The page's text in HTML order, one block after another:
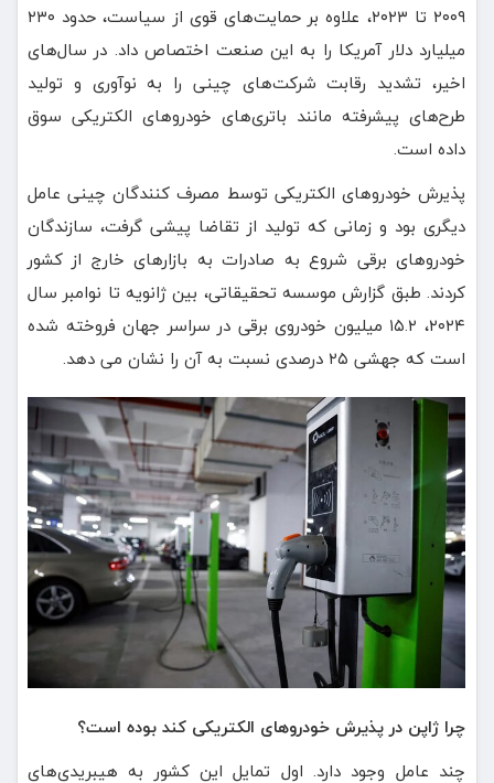
۲۰۰۹ تا ۲۰۲۳، علاوه بر حمایت‌های قوی از سیاست، حدود ۲۳۰
میلیارد دلار آمریکا را به این صنعت اختصاص داد. در سال‌های
اخیر، تشدید رقابت شرکت‌های چینی را به نوآوری و تولید
طرح‌های پیشرفته مانند باتری‌های خودروهای الکتریکی سوق
داده است.
پذیرش خودروهای الکتریکی توسط مصرف کنندگان چینی عامل
دیگری بود و زمانی که تولید از تقاضا پیشی گرفت، سازندگان
خودروهای برقی شروع به صادرات به بازارهای خارج از کشور
کردند. طبق گزارش موسسه تحقیقاتی، بین ژانویه تا نوامبر سال
۲۰۲۴، ۱۵.۲ میلیون خودروی برقی در سراسر جهان فروخته شده
است که جهشی ۲۵ درصدی نسبت به آن را نشان می دهد.
چرا ژاپن در پذیرش خودروهای الکتریکی کند بوده است؟
چند عامل وجود دارد. اول تمایل این کشور به هیبریدی‌های